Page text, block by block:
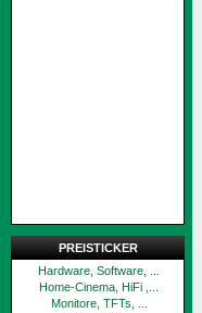
PREISTICKER
Hardware, Software, ...
Home-Cinema, HiFi ,...
Monitore, TFTs, ...